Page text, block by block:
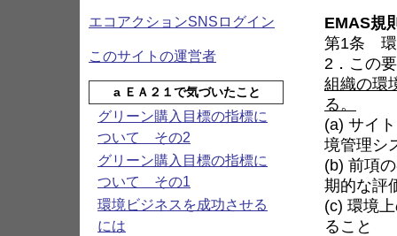
EMAS規
第1条 環
2．この
組織の環
る。
(a) サイ
境管理シ
(b) 前項
期的な評
(c) 環境
ること
エコアクションSNSログイン
このサイトの運営者
a ＥＡ２１で気づいたこと
グリーン購入目標の指標に
ついて その2
グリーン購入目標の指標に
ついて その1
環境ビジネスを成功させる
には